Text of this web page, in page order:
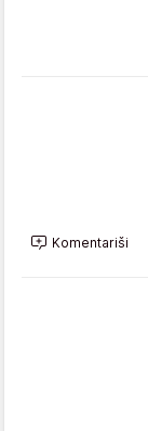
Komentariši